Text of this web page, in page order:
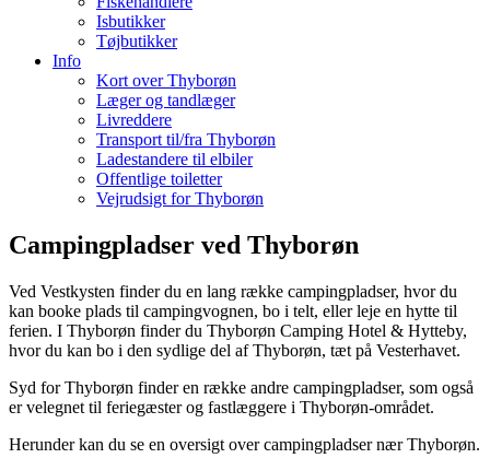
Isbutikker
Tøjbutikker
Info
Kort over Thyborøn
Læger og tandlæger
Livreddere
Transport til/fra Thyborøn
Ladestandere til elbiler
Offentlige toiletter
Vejrudsigt for Thyborøn
Campingpladser ved Thyborøn
Ved Vestkysten finder du en lang række campingpladser, hvor du
kan booke plads til campingvognen, bo i telt, eller leje en hytte til
ferien. I Thyborøn finder du Thyborøn Camping Hotel & Hytteby,
hvor du kan bo i den sydlige del af Thyborøn, tæt på Vesterhavet.
Syd for Thyborøn finder en række andre campingpladser, som også
er velegnet til feriegæster og fastlæggere i Thyborøn-området.
Herunder kan du se en oversigt over campingpladser nær Thyborøn.